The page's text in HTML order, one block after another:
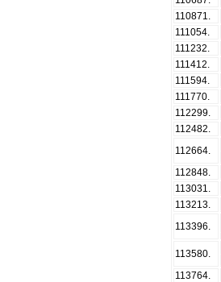
110871
111054
111232
111412
111594
111770
112299
112482
112664
112848
113031
113213
113396
113580
113764